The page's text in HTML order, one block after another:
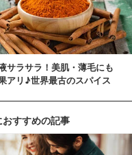
サラサラ！美肌・薄毛にも
アリ♪世界最古のスパイス
すすめの記事